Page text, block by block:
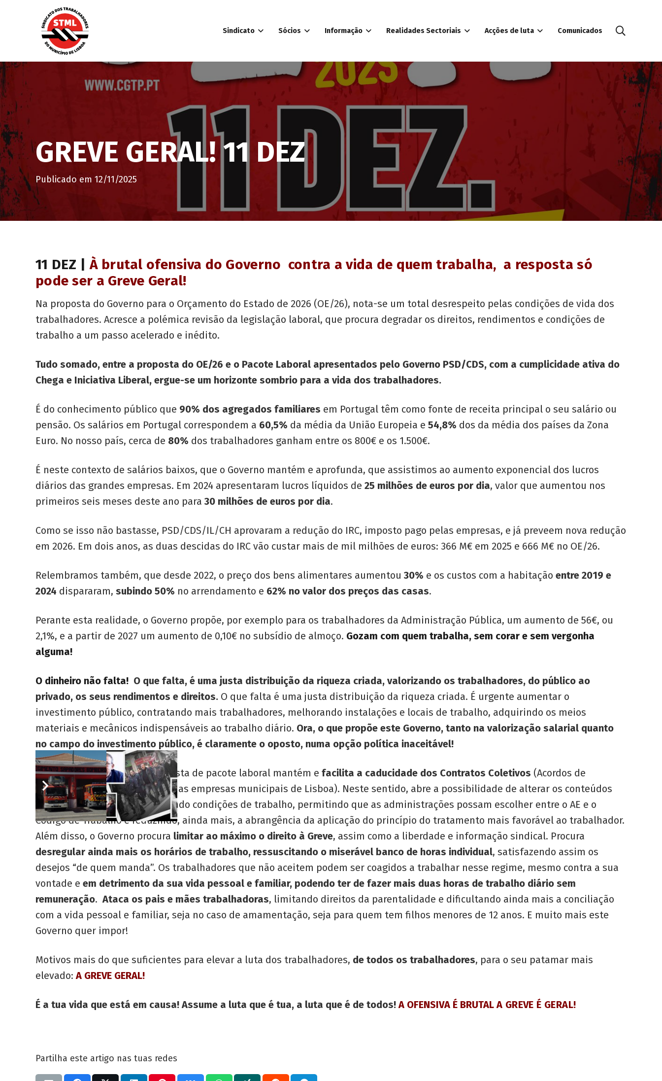
Sindicato Sócios Informação Realidades Sectoriais Acções de luta Comunicados
GREVE GERAL! 11 DEZ
Publicado em 12/11/2025
11 DEZ |À brutal ofensiva do Governo contra a vida de quem trabalha, a resposta só
pode ser a Greve Geral!
Na proposta do Governo para o Orçamento do Estado de 2026 (OE/26), nota-se um total desrespeito pelas condições de vida dos
trabalhadores. Acresce a polémica revisão da legislação laboral, que procura degradar os direitos, rendimentos e condições de
trabalho a um passo acelerado e inédito.
Tudo somado, entre a proposta do OE/26 e o Pacote Laboral apresentados pelo Governo PSD/CDS, com a cumplicidade ativa do
Chega e Iniciativa Liberal, ergue-se um horizonte sombrio para a vida dos trabalhadores.
É do conhecimento público que 90% dos agregados familiares em Portugal têm como fonte de receita principal o seu salário ou
pensão. Os salários em Portugal correspondem a 60,5% da média da União Europeia e 54,8% dos da média dos países da Zona
Euro. No nosso país, cerca de 80% dos trabalhadores ganham entre os 800€ e os 1.500€.
É neste contexto de salários baixos, que o Governo mantém e aprofunda, que assistimos ao aumento exponencial dos lucros
diários das grandes empresas. Em 2024 apresentaram lucros líquidos de 25 milhões de euros por dia, valor que aumentou nos
primeiros seis meses deste ano para 30 milhões de euros por dia.
Como se isso não bastasse, PSD/CDS/IL/CH aprovaram a redução do IRC, imposto pago pelas empresas, e já preveem nova redução
em 2026. Em dois anos, as duas descidas do IRC vão custar mais de mil milhões de euros: 366 M€ em 2025 e 666 M€ no OE/26.
Relembramos também, que desde 2022, o preço dos bens alimentares aumentou 30% e os custos com a habitação entre 2019 e
2024 dispararam, subindo 50% no arrendamento e 62% no valor dos preços das casas.
Perante esta realidade, o Governo propõe, por exemplo para os trabalhadores da Administração Pública, um aumento de 56€, ou
2,1%, e a partir de 2027 um aumento de 0,10€ no subsídio de almoço. Gozam com quem trabalha, sem corar e sem vergonha
alguma!
O dinheiro não falta! O que falta, é uma justa distribuição da riqueza criada, valorizando os trabalhadores, do público ao
privado, os seus rendimentos e direitos. O que falta é uma justa distribuição da riqueza criada. É urgente aumentar o
investimento público, contratando mais trabalhadores, melhorando instalações e locais de trabalho, adquirindo os meios
materiais e mecânicos indispensáveis ao trabalho diário. Ora, o que propõe este Governo, tanto na valorização salarial quanto
no campo do investimento público, é claramente o oposto, numa opção política inaceitável!
No campo dos direitos, a proposta de pacote laboral mantém e facilita a caducidade dos Contratos Coletivos (Acordos de
Empresa [AE] para a realidade das empresas municipais de Lisboa). Neste sentido, abre a possibilidade de alterar os conteúdos
dos contratos coletivos, reduzindo condições de trabalho, permitindo que as administrações possam escolher entre o AE e o
Código de Trabalho e reduzindo, ainda mais, a abrangência da aplicação do princípio do tratamento mais favorável ao trabalhador.
Além disso, o Governo procura limitar ao máximo o direito à Greve, assim como a liberdade e informação sindical. Procura
desregular ainda mais os horários de trabalho, ressuscitando o miserável banco de horas individual, satisfazendo assim os
desejos “de quem manda”. Os trabalhadores que não aceitem podem ser coagidos a trabalhar nesse regime, mesmo contra a sua
vontade e em detrimento da sua vida pessoal e familiar, podendo ter de fazer mais duas horas de trabalho diário sem
remuneração. Ataca os pais e mães trabalhadoras, limitando direitos da parentalidade e dificultando ainda mais a conciliação
com a vida pessoal e familiar, seja no caso de amamentação, seja para quem tem filhos menores de 12 anos. E muito mais este
Governo quer impor!
Motivos mais do que suficientes para elevar a luta dos trabalhadores, de todos os trabalhadores, para o seu patamar mais
elevado:A GREVE GERAL!
É a tua vida que está em causa!Assume a luta que é tua, a luta que é de todos!A OFENSIVA É BRUTALA GREVE É GERAL!
Partilha este artigo nas tuas redes